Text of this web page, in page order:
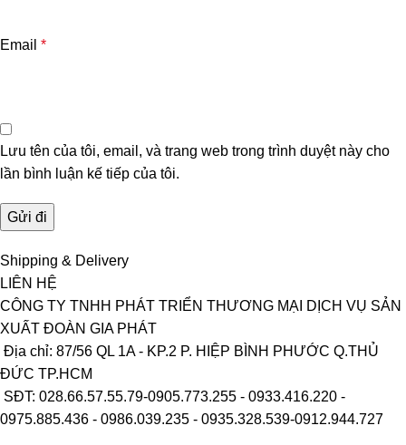
Email *
Lưu tên của tôi, email, và trang web trong trình duyệt này cho
lần bình luận kế tiếp của tôi.
Shipping & Delivery
LIÊN HỆ
CÔNG TY TNHH PHÁT TRIỂN THƯƠNG MẠI DỊCH VỤ SẢN
XUẤT ĐOÀN GIA PHÁT
Địa chỉ: 87/56 QL 1A - KP.2 P. HIỆP BÌNH PHƯỚC Q.THỦ
ĐỨC TP.HCM
SĐT: 028.66.57.55.79-0905.773.255 - 0933.416.220 -
0975.885.436 - 0986.039.235 - 0935.328.539-0912.944.727